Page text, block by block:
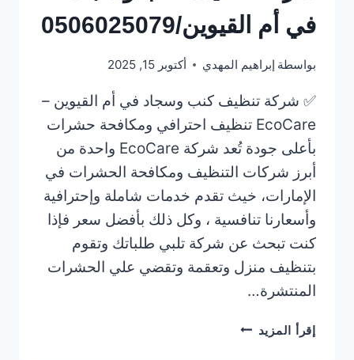
في أم القيوين/0506025079
بواسطة إبراهيم المهدي أكتوبر 15, 2025
✅ شركة تنظيف كنب وسجاد في أم القيوين –
EcoCare تنظيف احترافي ومكافحة حشرات
بأعلى جودة تُعد شركة EcoCare واحدة من
أبرز شركات التنظيف ومكافحة الحشرات في
الإمارات، خيث تقدم خدمات شاملة وإحترافية
وأسعارنا تنافسية ، وكل ذلك بأفضل سعر فإذا
كنت تبحث عن شركة تلبي طلباتك وتقوم
بتنظيف منزل وتعقمة وتقضي علي الحشرات
المنتشرة…
إقرأ المزيد شركة